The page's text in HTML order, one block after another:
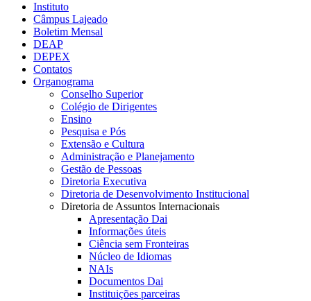
Instituto
Câmpus Lajeado
Boletim Mensal
DEAP
DEPEX
Contatos
Organograma
Conselho Superior
Colégio de Dirigentes
Ensino
Pesquisa e Pós
Extensão e Cultura
Administração e Planejamento
Gestão de Pessoas
Diretoria Executiva
Diretoria de Desenvolvimento Institucional
Diretoria de Assuntos Internacionais
Apresentação Dai
Informações úteis
Ciência sem Fronteiras
Núcleo de Idiomas
NAIs
Documentos Dai
Instituições parceiras